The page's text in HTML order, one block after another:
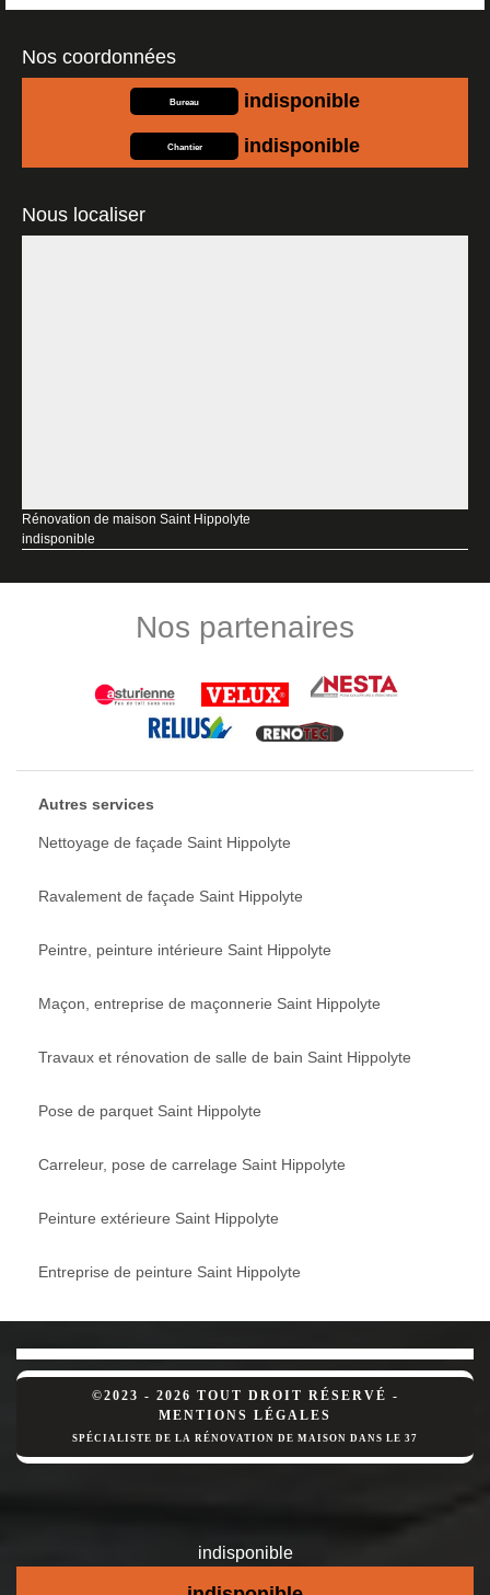
Nos coordonnées
Bureau indisponible
Chantier indisponible
Nous localiser
Rénovation de maison Saint Hippolyte
indisponible
Nos partenaires
Autres services
Nettoyage de façade Saint Hippolyte
Ravalement de façade Saint Hippolyte
Peintre, peinture intérieure Saint Hippolyte
Maçon, entreprise de maçonnerie Saint Hippolyte
Travaux et rénovation de salle de bain Saint Hippolyte
Pose de parquet Saint Hippolyte
Carreleur, pose de carrelage Saint Hippolyte
Peinture extérieure Saint Hippolyte
Entreprise de peinture Saint Hippolyte
©2023 - 2026 TOUT DROIT RÉSERVÉ -
MENTIONS LÉGALES
SPÉCIALISTE DE LA RÉNOVATION DE MAISON DANS LE 37
indisponible